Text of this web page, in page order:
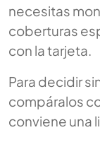
necesitas
coberturas
con la tarjeta.
Para decidir
compáralos
conviene una